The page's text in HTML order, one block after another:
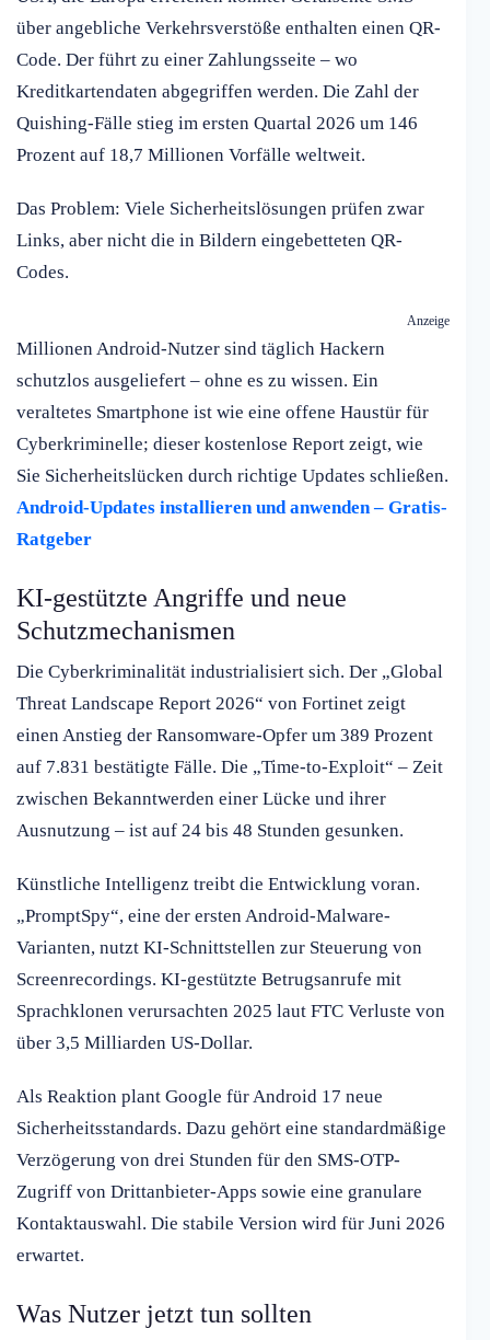
über angebliche Verkehrsverstöße enthalten einen QR-
Code. Der führt zu einer Zahlungsseite – wo
Kreditkartendaten abgegriffen werden. Die Zahl der
Quishing-Fälle stieg im ersten Quartal 2026 um 146
Prozent auf 18,7 Millionen Vorfälle weltweit.
Das Problem: Viele Sicherheitslösungen prüfen zwar
Links, aber nicht die in Bildern eingebetteten QR-
Codes.
Anzeige
Millionen Android-Nutzer sind täglich Hackern
schutzlos ausgeliefert – ohne es zu wissen. Ein
veraltetes Smartphone ist wie eine offene Haustür für
Cyberkriminelle; dieser kostenlose Report zeigt, wie
Sie Sicherheitslücken durch richtige Updates schließen.
Android-Updates installieren und anwenden – Gratis-
Ratgeber
KI-gestützte Angriffe und neue
Schutzmechanismen
Die Cyberkriminalität industrialisiert sich. Der „Global
Threat Landscape Report 2026“ von Fortinet zeigt
einen Anstieg der Ransomware-Opfer um 389 Prozent
auf 7.831 bestätigte Fälle. Die „Time-to-Exploit“ – Zeit
zwischen Bekanntwerden einer Lücke und ihrer
Ausnutzung – ist auf 24 bis 48 Stunden gesunken.
Künstliche Intelligenz treibt die Entwicklung voran.
„PromptSpy“, eine der ersten Android-Malware-
Varianten, nutzt KI-Schnittstellen zur Steuerung von
Screenrecordings. KI-gestützte Betrugsanrufe mit
Sprachklonen verursachten 2025 laut FTC Verluste von
über 3,5 Milliarden US-Dollar.
Als Reaktion plant Google für Android 17 neue
Sicherheitsstandards. Dazu gehört eine standardmäßige
Verzögerung von drei Stunden für den SMS-OTP-
Zugriff von Drittanbieter-Apps sowie eine granulare
Kontaktauswahl. Die stabile Version wird für Juni 2026
erwartet.
Was Nutzer jetzt tun sollten